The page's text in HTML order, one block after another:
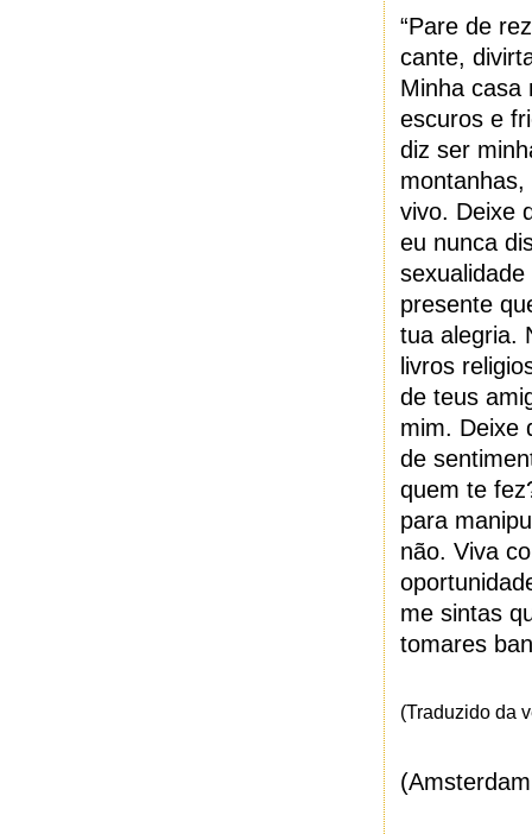
“Pare de
cante,
Minha casa
escuros e
diz ser
vivo. Deixe
eu nunca
presente
tua alegria.
livros
de teus
mim. Deixe
de
quem te
para
não. Viva
me sintas
tomares
(Traduzido da